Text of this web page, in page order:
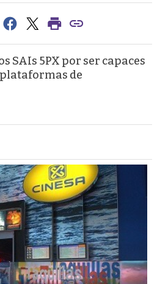
SAIs 5PX por ser capaces
de